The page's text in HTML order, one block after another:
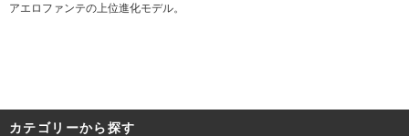
アエロファンテの上位進化モデル。
カテゴリーから探す